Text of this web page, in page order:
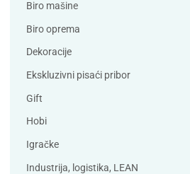
Bene
Bordlite
Carand'ache
Cleanrange
Debatin
Duracell
Biro mašine
Biro oprema
Dekoracije
Ekskluzivni pisaći pribor
Gift
Hobi
Igračke
Industrija, logistika, LEAN